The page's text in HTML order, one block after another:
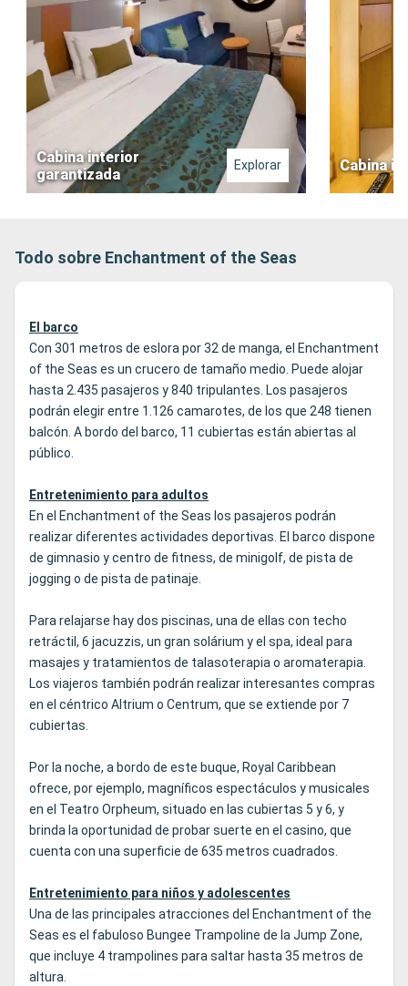
Cabina interior
garantizada
Explorar Cabina
Todo sobre Enchantment of the Seas
El barco
Con 301 metros de eslora por 32 de manga, el Enchantment
of the Seas es un crucero de tamaño medio. Puede alojar
hasta 2.435 pasajeros y 840 tripulantes. Los pasajeros
podrán elegir entre 1.126 camarotes, de los que 248 tienen
balcón. A bordo del barco, 11 cubiertas están abiertas al
público.
Entretenimiento para adultos
En el Enchantment of the Seas los pasajeros podrán
realizar diferentes actividades deportivas. El barco dispone
de gimnasio y centro de fitness, de minigolf, de pista de
jogging o de pista de patinaje.
Para relajarse hay dos piscinas, una de ellas con techo
retráctil, 6 jacuzzis, un gran solárium y el spa, ideal para
masajes y tratamientos de talasoterapia o aromaterapia.
Los viajeros también podrán realizar interesantes compras
en el céntrico Altrium o Centrum, que se extiende por 7
cubiertas.
Por la noche, a bordo de este buque, Royal Caribbean
ofrece, por ejemplo, magníficos espectáculos y musicales
en el Teatro Orpheum, situado en las cubiertas 5 y 6, y
brinda la oportunidad de probar suerte en el casino, que
cuenta con una superficie de 635 metros cuadrados.
Entretenimiento para niños y adolescentes
Una de las principales atracciones del Enchantment of the
Seas es el fabuloso Bungee Trampoline de la Jump Zone,
que incluye 4 trampolines para saltar hasta 35 metros de
altura.